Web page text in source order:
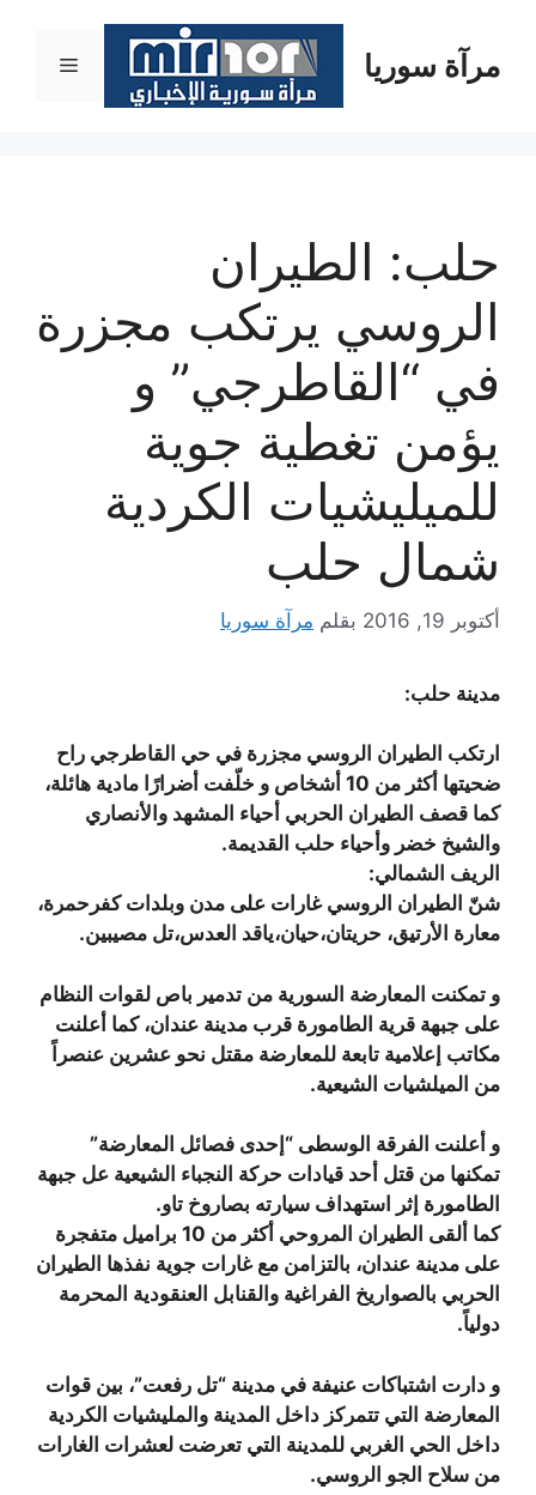
المحتوىمرآة سوريا القائمة
حلب: الطيران
الروسي يرتكب مجزرة
في “القاطرجي” و
يؤمن تغطية جوية
للميليشيات الكردية
شمال حلب
أكتوبر 19, 2016 بقلم مرآة سوريا
مدينة حلب:
ارتكب الطيران الروسي مجزرة في حي القاطرجي راح
ضحيتها أكثر من 10 أشخاص و خلّفت أضرارًا مادية هائلة،
كما قصف الطيران الحربي أحياء المشهد والأنصاري
والشيخ خضر وأحياء حلب القديمة.
الريف الشمالي:
شنّ الطيران الروسي غارات على مدن وبلدات كفرحمرة،
معارة الأرتيق، حريتان،حيان،ياقد العدس،تل مصيبين.
و تمكنت المعارضة السورية من تدمير باص لقوات النظام
على جبهة قرية الطامورة قرب مدينة عندان، كما أعلنت
مكاتب إعلامية تابعة للمعارضة مقتل نحو عشرين عنصراً
من الميلشيات الشيعية.
و أعلنت الفرقة الوسطى “إحدى فصائل المعارضة”
تمكنها من قتل أحد قيادات حركة النجباء الشيعية عل جبهة
الطامورة إثر استهداف سيارته بصاروخ تاو.
كما ألقى الطيران المروحي أكثر من 10 براميل متفجرة
على مدينة عندان، بالتزامن مع غارات جوية نفذها الطيران
الحربي بالصواريخ الفراغية والقنابل العنقودية المحرمة
دولياً.
و دارت اشتباكات عنيفة في مدينة “تل رفعت”، بين قوات
المعارضة التي تتمركز داخل المدينة والمليشيات الكردية
داخل الحي الغربي للمدينة التي تعرضت لعشرات الغارات
من سلاح الجو الروسي.